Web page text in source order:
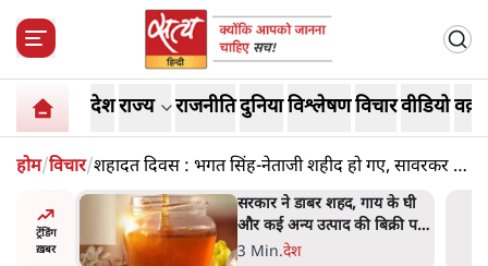
देशराज्य राजनीतिदुनियाविश्लेषणविचारवीडियो
होम/विचार/शहादत दिवस : भगत सिंह-नेताजी शहीद हो गए, सावरकर ने
अँग्रेज़ों से माँगी थी माफ़ी
ट्रेंडिंग
ख़बर
के घी
पर
'महाराष्ट्र में गैर बीजेपी वोटरों के
नामों को काटने की बड़ी साज़िश'-
रोहित पवार का आरोप
4 Min.महाराष्ट्र